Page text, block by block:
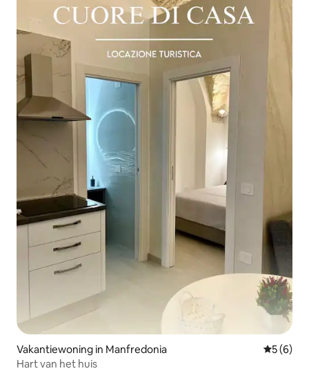
Vakantiewoning in Manfredonia
5 (6)
Hart van het huis